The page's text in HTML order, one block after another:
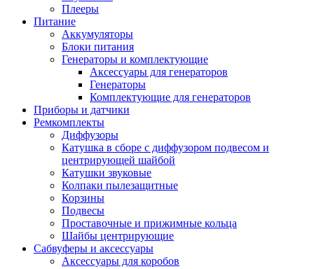
Плееры
Питание
Аккумуляторы
Блоки питания
Генераторы и комплектующие
Аксессуары для генераторов
Генераторы
Комплектующие для генераторов
Приборы и датчики
Ремкомплекты
Диффузоры
Катушка в сборе с диффузором подвесом и
центрирующей шайбой
Катушки звуковые
Колпаки пылезащитные
Корзины
Подвесы
Проставочные и прижимные кольца
Шайбы центрирующие
Сабвуферы и аксессуары
Аксессуары для коробов